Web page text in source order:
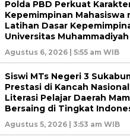
Polda PBD Perkuat
Kepemimpinan Mahasiswa
Latihan Dasar
Universitas
Agustus 6, 2026 | 5:55 am WIB
Siswi MTs Negeri 3
Prestasi di Kancah
Literasi Pelajar Daerah
Bersaing di Tingkat
Agustus 5, 2026 | 3:53 am WIB